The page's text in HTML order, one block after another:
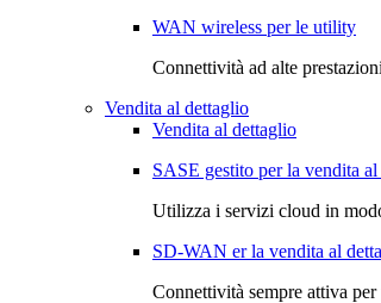
WAN wireless per le utility
Connettività ad alte
Vendita al dettaglio
Vendita al dettaglio
SASE gestito per la vendita
Utilizza i servizi cloud in
SD-WAN er la vendita al
Connettività sempre attiva per